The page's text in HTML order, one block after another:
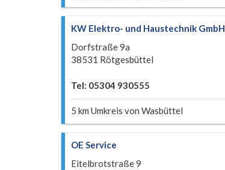
KW Elektro- und Haustechnik GmbH
Dorfstraße 9a
38531 Rötgesbüttel
Tel: 05304 930555
5 km Umkreis von Wasbüttel
OE Service
Eitelbrotstraße 9